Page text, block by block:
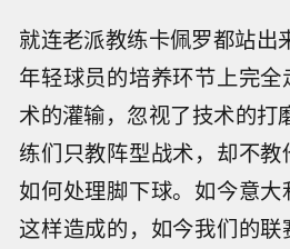
就连老派教练卡佩罗都站出
年轻球员的培养环节上完
术的灌输，忽视了技术的打
练们只教阵型战术，却不
如何处理脚下球。如今意
这样造成的，如今我们的